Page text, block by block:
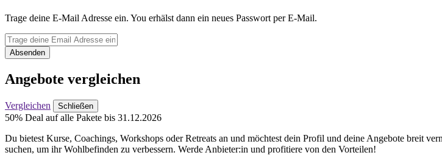
Trage deine E-Mail Adresse ein. You erhälst dann ein neues Passwort per E-Mail.
Absenden
Angebote vergleichen
Vergleichen Schließen
50% Deal auf alle Pakete bis 31.12.2026
Du bietest Kurse, Coachings, Workshops oder Retreats an und möchtest dein Profil und deine Angebote breit
suchen, um ihr Wohlbefinden zu verbessern. Werde Anbieter:in und profitiere von den Vorteilen!